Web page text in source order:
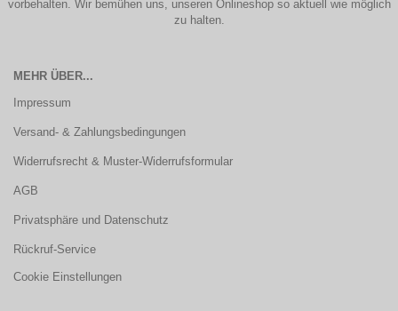
vorbehalten. Wir bemühen uns, unseren Onlineshop so aktuell wie möglich
zu halten.
MEHR ÜBER...
Impressum
Versand- & Zahlungsbedingungen
Widerrufsrecht & Muster-Widerrufsformular
AGB
Privatsphäre und Datenschutz
Rückruf-Service
Cookie Einstellungen